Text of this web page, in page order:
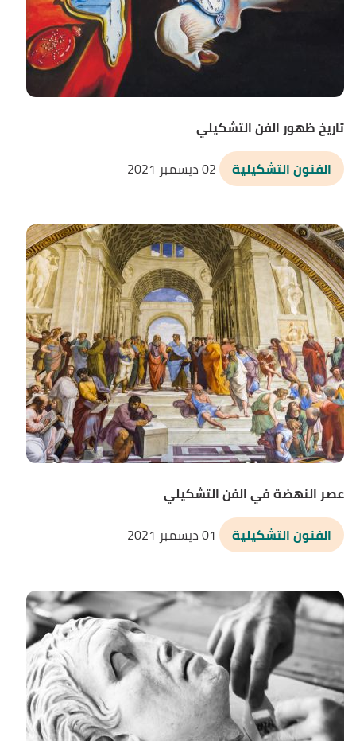
تاريخ ظهور الفن التشكيلي
الفنون التشكيلية
02 ديسمبر 2021
عصر النهضة في الفن التشكيلي
الفنون التشكيلية
01 ديسمبر 2021